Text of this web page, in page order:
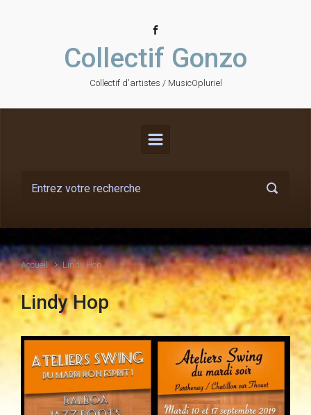
Collectif Gonzo
Collectif d'artistes / MusicOpluriel
Accueil Lindy Hop
Lindy Hop